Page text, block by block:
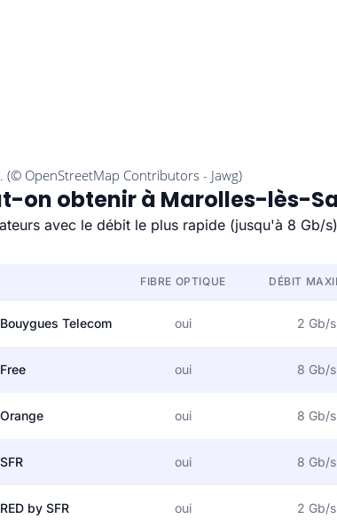
on obtenir à Marolles-lès-
avec le débit le plus rapide (jusqu'à 8 Gb/
FIBRE OPTIQUE DÉBIT
Bouygues Telecom oui 2 Gb/s
Free oui 8 Gb/s
Orange oui 8 Gb/s
SFR oui 8 Gb/s
RED by SFR oui 2 Gb/s